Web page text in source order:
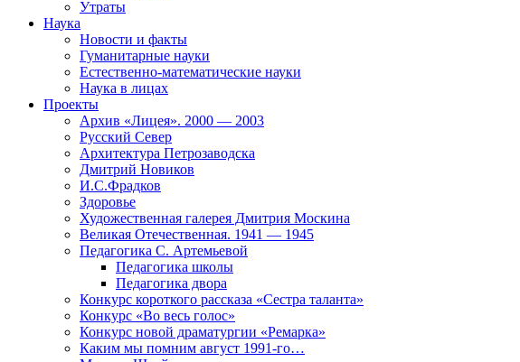
Утраты
Наука
Новости и факты
Гуманитарные науки
Естественно-математические науки
Наука в лицах
Проекты
Архив «Лицея». 2000 — 2003
Русский Север
Архитектура Петрозаводска
Дмитрий Новиков
И.С.Фрадков
Здоровье
Художественная галерея Дмитрия Москина
Великая Отечественная. 1941 — 1945
Педагогика С. Артемьевой
Педагогика школы
Педагогика двора
Конкурс короткого рассказа «Сестра таланта»
Конкурс «Во весь голос»
Конкурс новой драматургии «Ремарка»
Каким мы помним август 1991-го…